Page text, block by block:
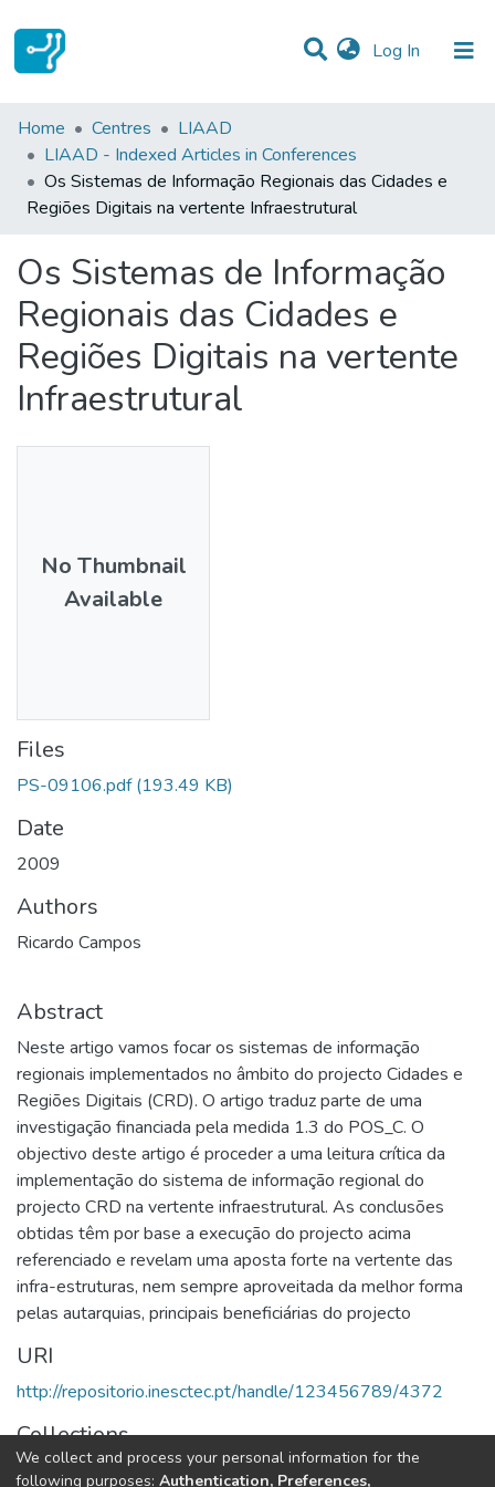
Log In (current)
Statistics
Communities & Collections
All of DSpace
Home Centres
LIAAD
LIAAD - Indexed Articles in Conferences
Os Sistemas de Informação Regionais das Cidades e
Regiões Digitais na vertente Infraestrutural
Os Sistemas de Informação
Regionais das Cidades e
Regiões Digitais na vertente
Infraestrutural
No Thumbnail
Available
Files
PS-09106.pdf (193.49 KB)
Date
2009
Authors
Ricardo Campos
Abstract
Neste artigo vamos focar os sistemas de informação
regionais implementados no âmbito do projecto Cidades e
Regiões Digitais (CRD). O artigo traduz parte de uma
investigação financiada pela medida 1.3 do POS_C. O
objectivo deste artigo é proceder a uma leitura crítica da
implementação do sistema de informação regional do
projecto CRD na vertente infraestrutural. As conclusões
obtidas têm por base a execução do projecto acima
referenciado e revelam uma aposta forte na vertente das
infra-estruturas, nem sempre aproveitada da melhor forma
pelas autarquias, principais beneficiárias do projecto
URI
http://repositorio.inesctec.pt/handle/123456789/4372
Collections
LIAAD - Indexed Articles in Conferences
We collect and process your personal information for the
following purposes: Authentication, Preferences,